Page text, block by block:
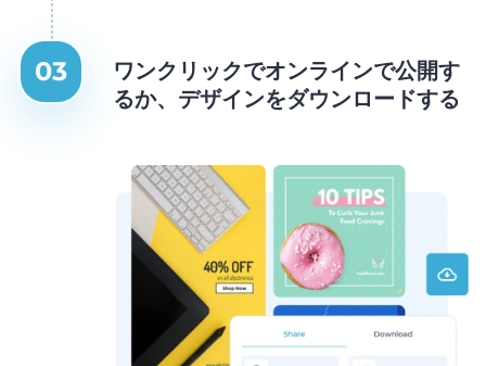
ワンクリックでオンラインで公開す
るか、デザインをダウンロードする